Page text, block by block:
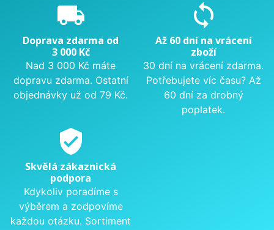
local_shipping
Doprava zdarma od
3 000 Kč
Nad 3 000 Kč máte
dopravu zdarma. Ostatní
objednávky už od 79 Kč.
sync
Až 60 dní na vrácení
zboží
30 dní na vrácení zdarma.
Potřebujete víc času? Až
60 dní za drobný
poplatek.
verified_user
Skvělá zákaznická
podpora
Kdykoliv poradíme s
výběrem a zodpovíme
každou otázku. Sortiment